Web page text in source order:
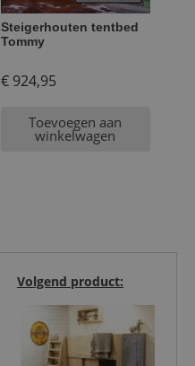
Steigerhouten tentbed
Tommy
€924,95
Toevoegen aan
winkelwagen
Volgend product: